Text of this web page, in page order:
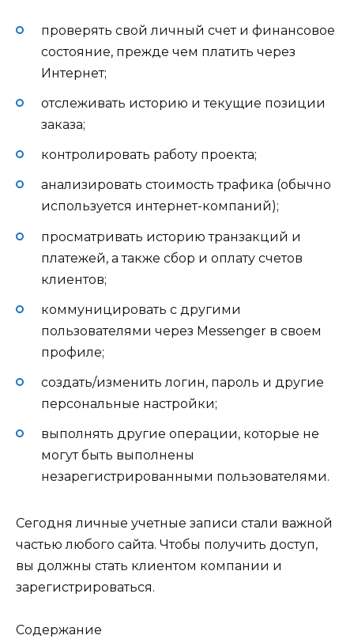
проверять свой личный счет и финансовое
состояние, прежде чем платить через
Интернет;
отслеживать историю и текущие позиции
заказа;
контролировать работу проекта;
анализировать стоимость трафика (обычно
используется интернет-компаний);
просматривать историю транзакций и
платежей, а также сбор и оплату счетов
клиентов;
коммуницировать с другими
пользователями через Messenger в своем
профиле;
создать/изменить логин, пароль и другие
персональные настройки;
выполнять другие операции, которые не
могут быть выполнены
незарегистрированными пользователями.
Сегодня личные учетные записи стали важной
частью любого сайта. Чтобы получить доступ,
вы должны стать клиентом компании и
зарегистрироваться.
Содержание